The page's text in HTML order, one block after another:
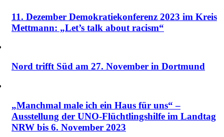
11. Dezember Demokratiekonferenz 2023 im Kreis
Mettmann: „Let’s talk about racism“
Nord trifft Süd am 27. November in Dortmund
„Manchmal male ich ein Haus für uns“ –
Ausstellung der UNO-Flüchtlingshilfe im Landtag
NRW bis 6. November 2023